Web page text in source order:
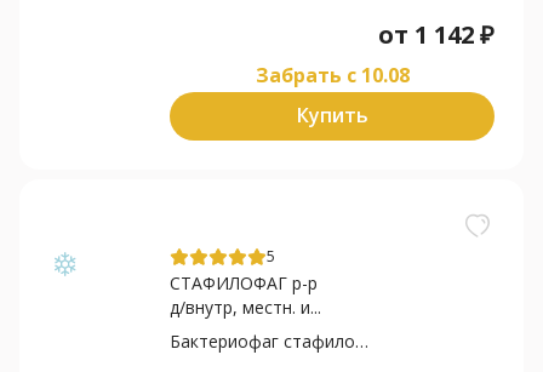
от 1 142₽
Забрать c 10.08
Купить
5
СТАФИЛОФАГ р-р
д/внутр, местн. и...
Бактериофаг стафилококковый